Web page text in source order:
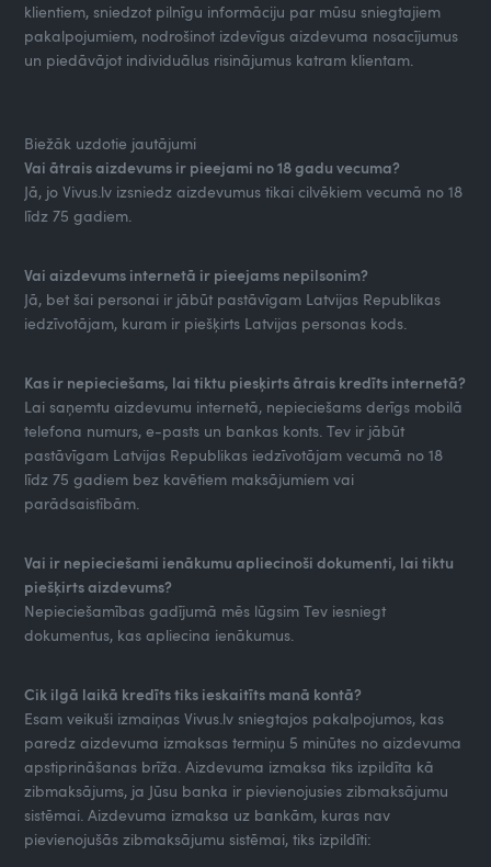
klientiem, sniedzot pilnīgu informāciju par mūsu sniegtajiem
pakalpojumiem, nodrošinot izdevīgus aizdevuma nosacījumus
un piedāvājot individuālus risinājumus katram klientam.
Biežāk uzdotie jautājumi
Vai ātrais aizdevums ir pieejami no 18 gadu vecuma?
Jā, jo Vivus.lv izsniedz aizdevumus tikai cilvēkiem vecumā no 18
līdz 75 gadiem.
Vai aizdevums internetā ir pieejams nepilsonim?
Jā, bet šai personai ir jābūt pastāvīgam Latvijas Republikas
iedzīvotājam, kuram ir piešķirts Latvijas personas kods.
Kas ir nepieciešams, lai tiktu piesķirts ātrais kredīts internetā?
Lai saņemtu aizdevumu internetā, nepieciešams derīgs mobilā
telefona numurs, e-pasts un bankas konts. Tev ir jābūt
pastāvīgam Latvijas Republikas iedzīvotājam vecumā no 18
līdz 75 gadiem bez kavētiem maksājumiem vai
parādsaistībām.
Vai ir nepieciešami ienākumu apliecinoši dokumenti, lai tiktu
piešķirts aizdevums?
Nepieciešamības gadījumā mēs lūgsim Tev iesniegt
dokumentus, kas apliecina ienākumus.
Cik ilgā laikā kredīts tiks ieskaitīts manā kontā?
Esam veikuši izmaiņas Vivus.lv sniegtajos pakalpojumos, kas
paredz aizdevuma izmaksas termiņu 5 minūtes no aizdevuma
apstiprināšanas brīža. Aizdevuma izmaksa tiks izpildīta kā
zibmaksājums, ja Jūsu banka ir pievienojusies zibmaksājumu
sistēmai. Aizdevuma izmaksa uz bankām, kuras nav
pievienojušās zibmaksājumu sistēmai, tiks izpildīti: